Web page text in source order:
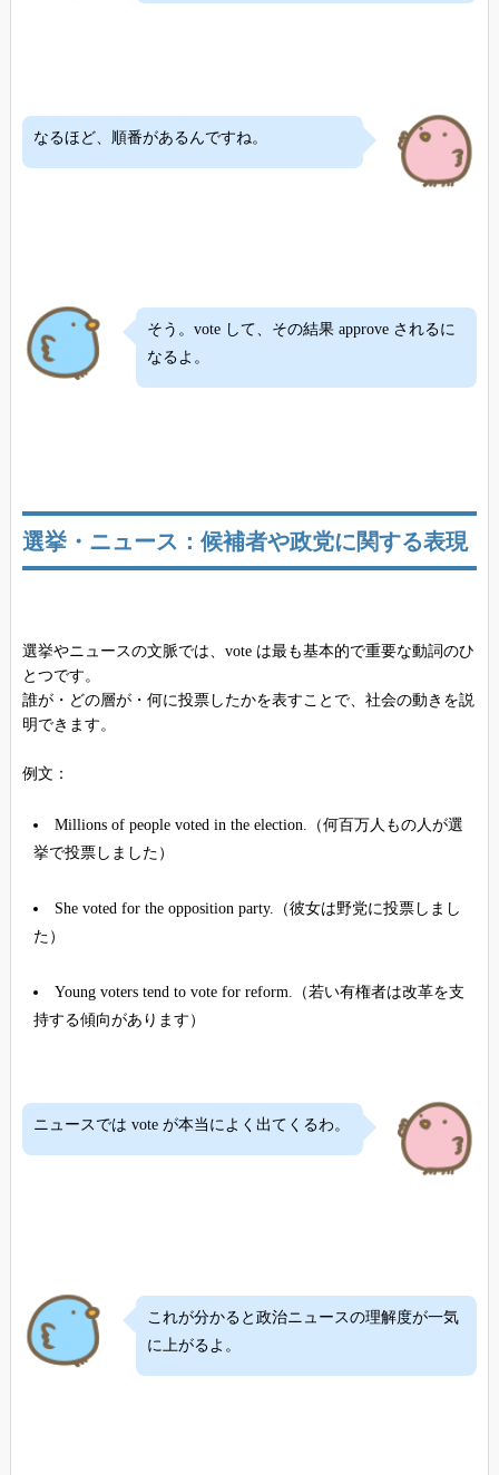
なるほど、順番があるんですね。
そう。vote して、その結果 approve されるに
なるよ。
選挙・ニュース：候補者や政党に関する表現
選挙やニュースの文脈では、vote は最も基本的で重要な動詞のひ
とつです。
誰が・どの層が・何に投票したかを表すことで、社会の動きを説
明できます。
例文：
Millions of people voted in the election.（何百万人もの人が選
挙で投票しました）
She voted for the opposition party.（彼女は野党に投票しまし
た）
Young voters tend to vote for reform.（若い有権者は改革を支
持する傾向があります）
ニュースでは vote が本当によく出てくるわ。
これが分かると政治ニュースの理解度が一気
に上がるよ。